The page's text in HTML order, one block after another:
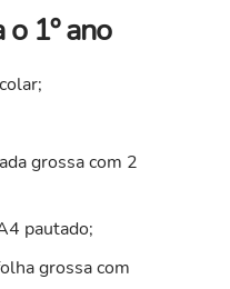
1º ano
grossa com 2
pautado;
grossa com